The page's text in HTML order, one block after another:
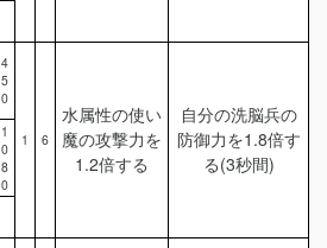
4
5
0
1 6
水属性の使い
魔の攻撃力を
1.2倍する
自分の洗脳兵の
防御力を1.8倍す
る(3秒間)
1
0
8
0